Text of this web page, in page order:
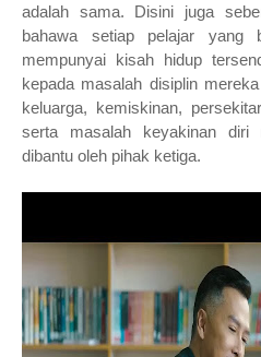
adalah sama. Disini juga
bahawa setiap pelajar yang
mempunyai kisah hidup
kepada masalah disiplin
keluarga, kemiskinan,
serta masalah keyakinan diri
dibantu oleh pihak ketiga.